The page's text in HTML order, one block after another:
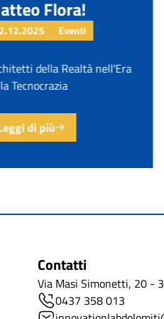
Flora!
Eventi
della Realtà nell'Era
Tecnocrazia
di più
Contatti
Via Masi Simonetti, 20 -
0437 358 013